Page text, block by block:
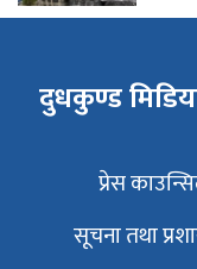
दुधकुण्ड मिडिया
प्रेस
सूचना तथा